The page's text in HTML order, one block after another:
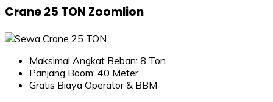
Crane 25 TON Zoomlion
Maksimal Angkat Beban: 8 Ton
Panjang Boom: 40 Meter
Gratis Biaya Operator & BBM